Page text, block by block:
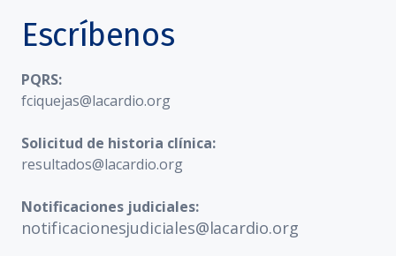
Escríbenos
PQRS:
fciquejas@lacardio.org
Solicitud de historia clínica:
resultados@lacardio.org
Notificaciones judiciales:
notificacionesjudiciales@lacardio.org